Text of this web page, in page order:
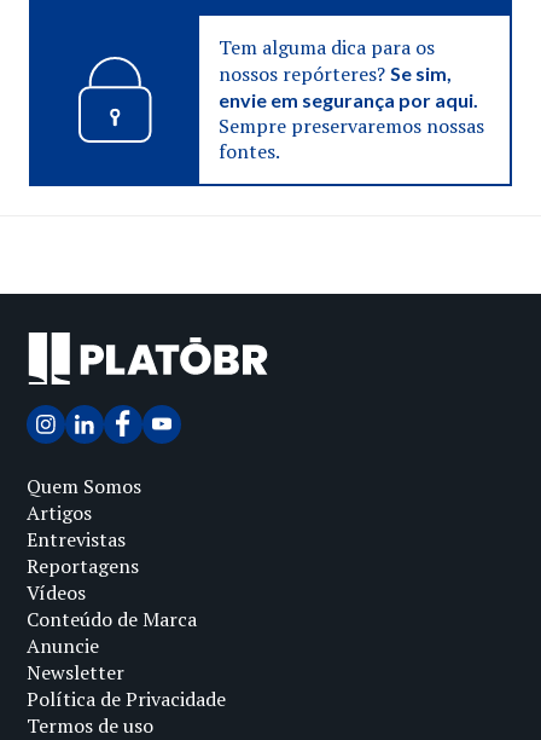
Tem alguma dica para os
nossos repórteres? Se sim,
envie em segurança por aqui.
Sempre preservaremos nossas
fontes.
Quem Somos
Artigos
Entrevistas
Reportagens
Vídeos
Conteúdo de Marca
Anuncie
Newsletter
Política de Privacidade
Termos de uso